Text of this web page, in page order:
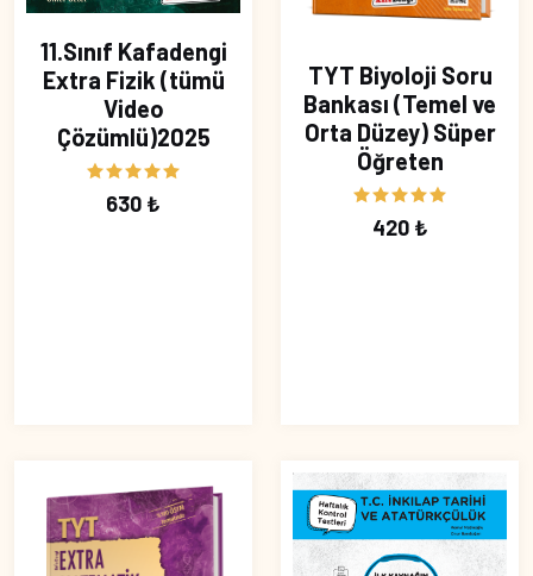
11.Sınıf Kafadengi
Extra Fizik (tümü
Video
Çözümlü)2025
630 ₺
TYT Biyoloji Soru
Bankası (Temel ve
Orta Düzey) Süper
Öğreten
420 ₺